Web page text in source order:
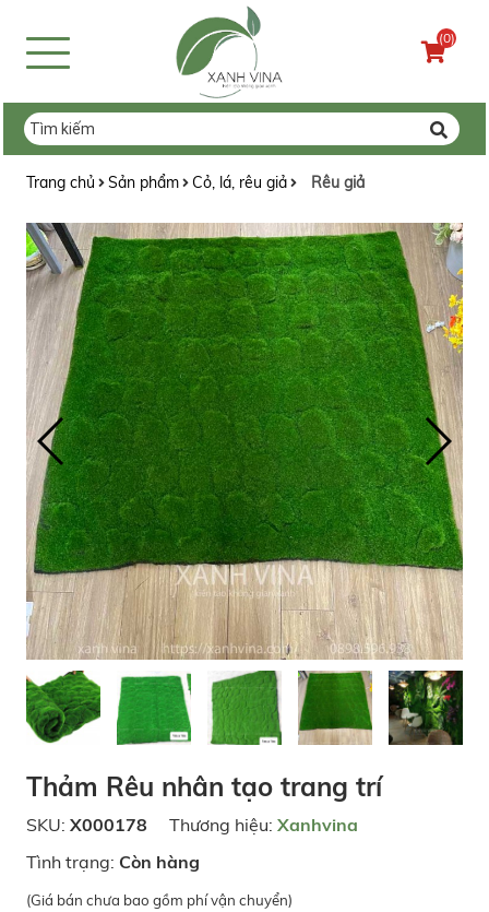
(0)
Trang chủ Sản phẩm Cỏ, lá, rêu giả Rêu giả
Thảm Rêu nhân tạo trang trí
SKU: X000178 Thương hiệu: Xanhvina
Tình trạng: Còn hàng
(Giá bán chưa bao gồm phí vận chuyển)